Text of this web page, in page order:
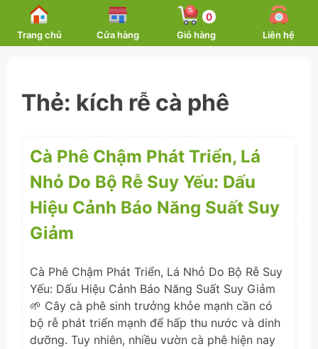
content
Trang chủ Cửa hàng
0
Giỏ hàng Liên hệ
Thẻ: kích rễ cà phê
Cà Phê Chậm Phát Triển, Lá
Nhỏ Do Bộ Rễ Suy Yếu: Dấu
Hiệu Cảnh Báo Năng Suất Suy
Giảm
Cà Phê Chậm Phát Triển, Lá Nhỏ Do Bộ Rễ Suy
Yếu: Dấu Hiệu Cảnh Báo Năng Suất Suy Giảm
🌱 Cây cà phê sinh trưởng khỏe mạnh cần có
bộ rễ phát triển mạnh để hấp thu nước và dinh
dưỡng. Tuy nhiên, nhiều vườn cà phê hiện nay